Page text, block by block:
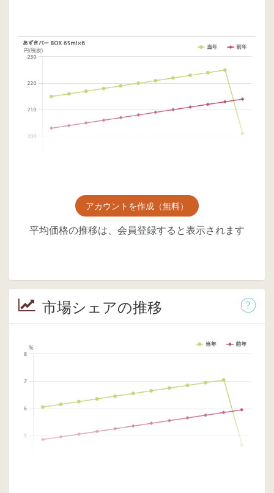
アカウントを作成（無料）
平均価格の推移は、会員登録すると表示されます
市場シェアの推移